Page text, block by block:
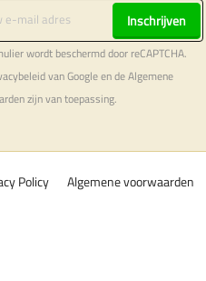
Inschrijven
wordt beschermd door reCAPTCHA.
van Google en deAlgemene
zijn van toepassing.
Algemene voorwaarden
Policy